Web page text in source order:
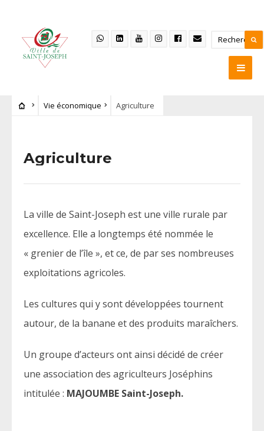
Vie économique Agriculture
Agriculture
La ville de Saint-Joseph est une ville rurale par
excellence. Elle a longtemps été nommée le
« grenier de l’île », et ce, de par ses nombreuses
exploitations agricoles.
Les cultures qui y sont développées tournent
autour, de la banane et des produits maraîchers.
Un groupe d’acteurs ont ainsi décidé de créer
une association des agriculteurs Joséphins
intitulée : MAJOUMBE Saint-Joseph.